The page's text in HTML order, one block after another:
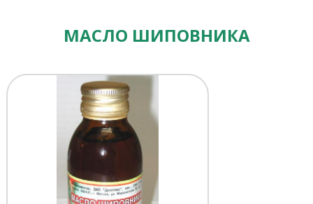
МАСЛО ШИПОВНИКА